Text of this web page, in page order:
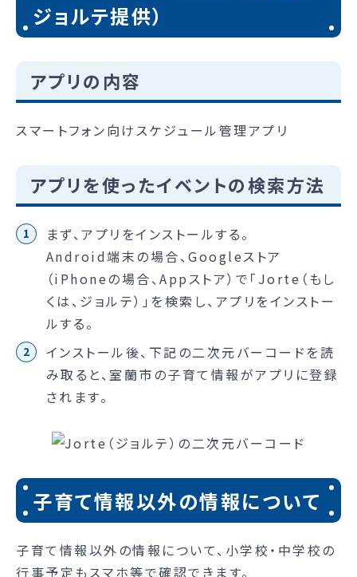
ジョルテ提供）
アプリの内容
スマートフォン向けスケジュール管理アプリ
アプリを使ったイベントの検索方法
まず、アプリをインストールする。
Android端末の場合、Googleストア
（iPhoneの場合、Appストア）で「Jorte（もし
くは、ジョルテ）」を検索し、アプリをインストー
ルする。
インストール後、下記の二次元バーコードを読
み取ると、室蘭市の子育て情報がアプリに登録
されます。
子育て情報以外の情報について
子育て情報以外の情報について、小学校・中学校の
行事予定もスマホ等で確認できます。